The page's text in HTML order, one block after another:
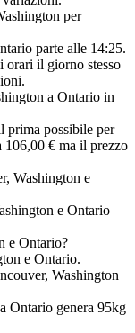
per
parte alle 14:25.
orari il giorno stesso
a Ontario in
prima possibile per
106,00 € ma il prezzo
Washington e
e Ontario
e Ontario?
e Ontario.
Washington
Ontario genera 95kg